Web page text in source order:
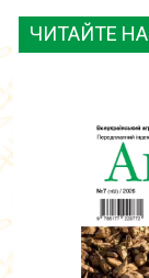
ЧИТАЙТЕ